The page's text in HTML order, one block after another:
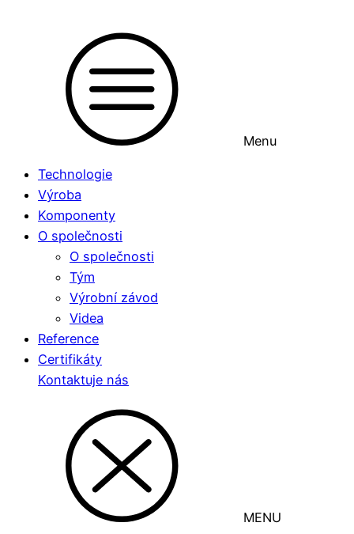
Menu
Technologie
Výroba
Komponenty
O společnosti
O společnosti
Tým
Výrobní závod
Videa
Reference
Certifikáty
Kontaktuje nás
MENU